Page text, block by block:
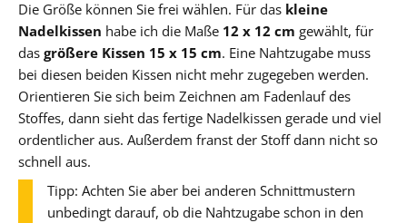
Die Größe können Sie frei wählen. Für das kleine
Nadelkissen habe ich die Maße 12 x 12 cm gewählt, für
das größere Kissen 15 x 15 cm. Eine Nahtzugabe muss
bei diesen beiden Kissen nicht mehr zugegeben werden.
Orientieren Sie sich beim Zeichnen am Fadenlauf des
Stoffes, dann sieht das fertige Nadelkissen gerade und viel
ordentlicher aus. Außerdem franst der Stoff dann nicht so
schnell aus.
Tipp: Achten Sie aber bei anderen Schnittmustern
unbedingt darauf, ob die Nahtzugabe schon in den